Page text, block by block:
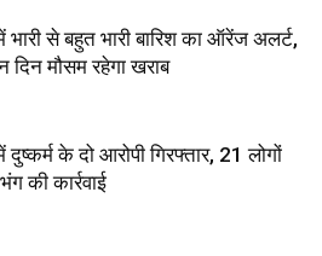
में भारी से बहुत भारी बारिश का ऑरेंज अलर्ट,
दिन मौसम रहेगा खराब
दुष्कर्म के दो आरोपी गिरफ्तार, 21 लोगों
की कार्रवाई